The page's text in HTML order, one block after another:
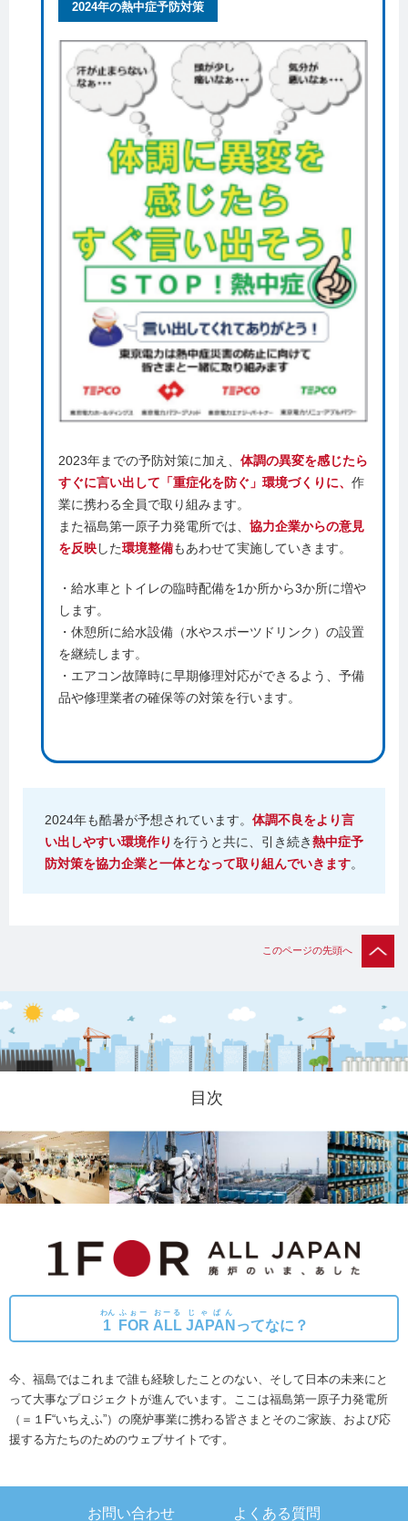
2024年の熱中症予防対策
2023年までの予防対策に加え、 体調の異変を感じたら
すぐに言い出して「重症化を防ぐ」環境づくりに、 作
業に携わる全員で取り組みます。
また福島第一原子力発電所では、 協力企業からの意見
を反映 した環境整備もあわせて実施していきます。
・給水車とトイレの臨時配備を1か所から3か所に増や
します。
・休憩所に給水設備（水やスポーツドリンク）の設置
を継続します。
・エアコン故障時に早期修理対応ができるよう、予備
品や修理業者の確保等の対策を行います。
2024年も酷暑が予想されています。 体調不良をより言
い出しやすい環境作り を行うと共に、引き続き 熱中症予
防対策を協力企業と一体となって取り組んでいきます。
このページの先頭へ
目次
1
わん
FOR
ふぉー
ALL
おーる
JAPAN
じゃぱん
ってなに？
今、福島ではこれまで誰も経験したことのない、そして日本の未来にと
って大事なプロジェクトが進んでいます。 ここは福島第一原子力発電所
（＝１F“いちえふ”）の廃炉事業に携わる皆さまとそのご家族、および応
援する方たちのためのウェブサイトです。
お問い合わせ よくある質問